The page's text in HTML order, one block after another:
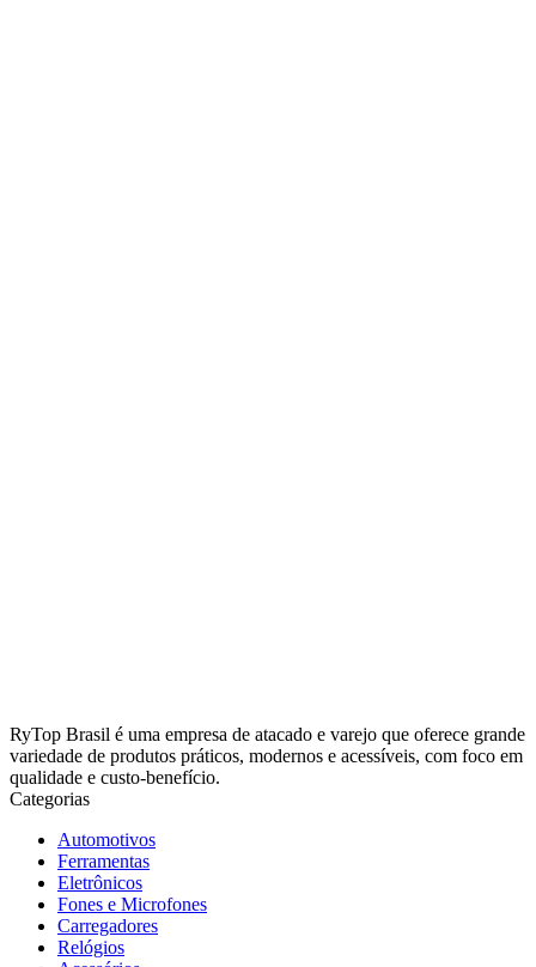
RyTop Brasil é uma empresa de atacado e varejo que oferece grande
variedade de produtos práticos, modernos e acessíveis, com foco em
qualidade e custo-benefício.
Categorias
Automotivos
Ferramentas
Eletrônicos
Fones e Microfones
Carregadores
Relógios